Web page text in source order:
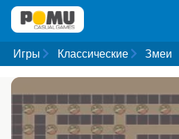
Игры Классические Змеи